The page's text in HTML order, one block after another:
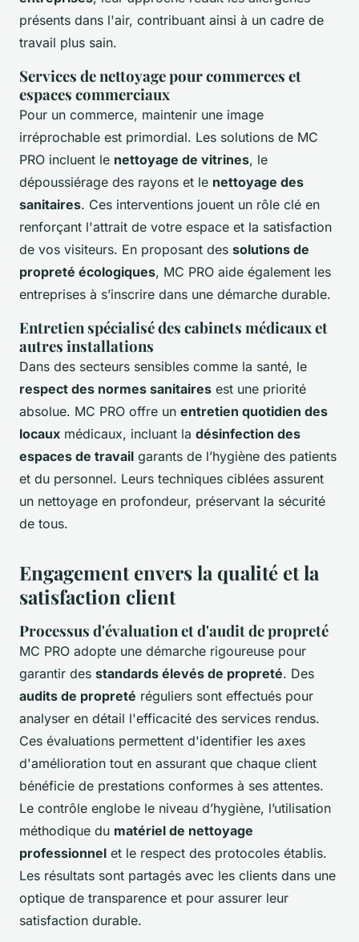
présents dans l'air, contribuant ainsi à un cadre de
travail plus sain.
Services de nettoyage pour commerces et
espaces commerciaux
Pour un commerce, maintenir une image
irréprochable est primordial. Les solutions de MC
PRO incluent le nettoyage de vitrines, le
dépoussiérage des rayons et le nettoyage des
sanitaires. Ces interventions jouent un rôle clé en
renforçant l'attrait de votre espace et la satisfaction
de vos visiteurs. En proposant des solutions de
propreté écologiques, MC PRO aide également les
entreprises à s’inscrire dans une démarche durable.
Entretien spécialisé des cabinets médicaux et
autres installations
Dans des secteurs sensibles comme la santé, le
respect des normes sanitaires est une priorité
absolue. MC PRO offre un entretien quotidien des
locaux médicaux, incluant la désinfection des
espaces de travail garants de l’hygiène des patients
et du personnel. Leurs techniques ciblées assurent
un nettoyage en profondeur, préservant la sécurité
de tous.
Engagement envers la qualité et la
satisfaction client
Processus d'évaluation et d'audit de propreté
MC PRO adopte une démarche rigoureuse pour
garantir des standards élevés de propreté. Des
audits de propreté réguliers sont effectués pour
analyser en détail l'efficacité des services rendus.
Ces évaluations permettent d'identifier les axes
d'amélioration tout en assurant que chaque client
bénéficie de prestations conformes à ses attentes.
Le contrôle englobe le niveau d’hygiène, l’utilisation
méthodique du matériel de nettoyage
professionnel et le respect des protocoles établis.
Les résultats sont partagés avec les clients dans une
optique de transparence et pour assurer leur
satisfaction durable.